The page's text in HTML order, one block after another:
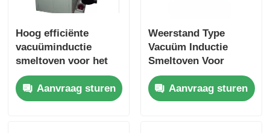
Hoog efficiënte
vacuüminductie
smeltoven voor het
smelten van koper /
aluminium
Aanvraag sturen
Weerstand Type
Vacuüm Inductie
Smeltoven Voor
Productie Keramiek
Aanvraag sturen